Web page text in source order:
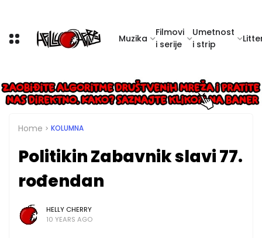
Muzika
Filmovi
i serije
Umetnost
i strip
Home KOLUMNA
Politikin Zabavnik slavi 77.
rođendan
HELLY CHERRY
10 YEARS AGO